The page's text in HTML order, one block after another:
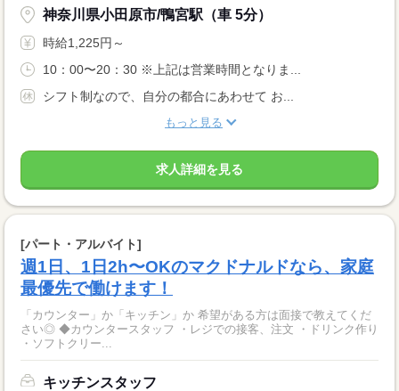
神奈川県小田原市/鴨宮駅（車 5分）
時給1,225円～
10：00〜20：30 ※上記は営業時間となりま...
シフト制なので、自分の都合にあわせて お...
もっと見る
求人詳細を見る
[パート・アルバイト]
週1日、1日2h〜OKのマクドナルドなら、家庭
最優先で働けます！
「カウンター」か「キッチン」か 希望がある方は面接で教えてくだ
さい◎ ◆カウンタースタッフ ・レジでの接客、注文 ・ドリンク作り
・ソフトクリー...
キッチンスタッフ